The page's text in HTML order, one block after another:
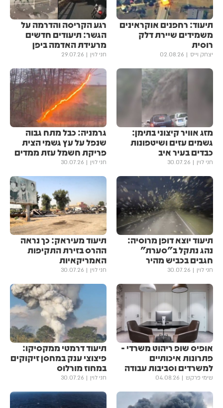
תיעוד: רחפנים אוקראינים
משמידים שיירת דלק
רוסית
יצחק וייס 02.08.26
רגע הקריסה והדרמה על
הגשר: תיעודים חדשים
מרעידת האדמה ביפן
חני לוין 29.07.26
מזג אוויר קיצוני בתימן:
גשמים עזים ושיטפונות
כבדים בעיר איב
חני לוין 30.07.26
גרמניה: כבל מתח גבוה
שנפל על עץ גשמי הצית
פריקת חשמל עזת ממדים
חני לוין 30.07.26
תיעוד יוצא דופן מרוסיה:
נהג נתקל ב"סערת"
חגבים בכביש מהיר
חני לוין 30.07.26
תיעוד מעיראק: כך נראה
ההרס בזירת התקיפות
האמריקאיות
חני לוין 30.07.26
אופיס שופ ריהוט משרדי -
פתרונות איכותיים
למשרדים וסביבות עבודה
שימי פרקש 04.08.26
תיעוד דרמטי ממקסיקו:
פיצוצי ענק במחסן זיקוקים
במחוז מורלוס
חני לוין 30.07.26